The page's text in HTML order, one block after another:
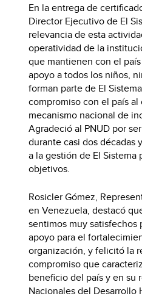
En la entrega de
Director Ejecutivo de El
relevancia de esta
operatividad de la
que mantienen con el
apoyo a todos los niños,
forman parte de El
compromiso con el país
mecanismo nacional de
Agradeció al PNUD por
durante casi dos décadas
a la gestión de El Sistema
objetivos.
Rosicler Gómez,
en Venezuela, destacó
sentimos muy
apoyo para el
organización, y felicitó la
compromiso que
beneficio del país y en su
Nacionales del Desarrollo